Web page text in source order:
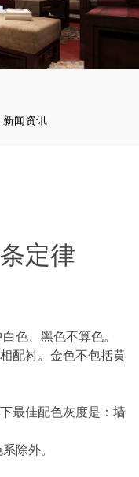
新闻资讯
定律
色、黑色不算色。
配衬。金色不包括黄
最佳配色灰度是：墙
除外。